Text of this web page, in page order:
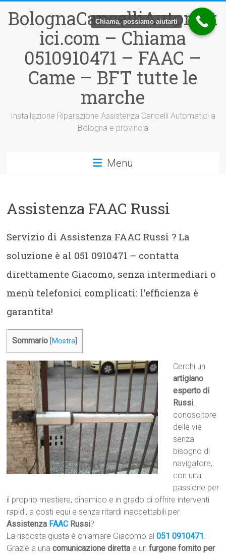
contenuto
BolognaCancelliAutomat
ici.com – Chiama
0510910471 – FAAC –
Came – BFT tutte le
marche
Installazione Riparazione Assistenza Cancelli Automatici a
Bologna e provincia
Menu
Assistenza FAAC Russi
Servizio di Assistenza FAAC Russi ? La
soluzione è al 051 0910471 – contatta
direttamente Giacomo, senza intermediari o
menù telefonici complicati: l’efficienza è
garantita!
Sommario Mostra
Cerchi un
artigiano
esperto di
Russi,
conoscitore
delle vie
senza
bisogno di
navigatore,
con una
passione per
il proprio mestiere, dinamico e in grado di offrire interventi
rapidi, a costi equi e senza ritardi inaccettabili per
Assistenza FAAC Russi?
La risposta giusta è chiamare Giacomo al051 0910471 .
Grazie a unacomunicazione diretta e unfurgone fornito per
Chiama, possiamo aiutarti